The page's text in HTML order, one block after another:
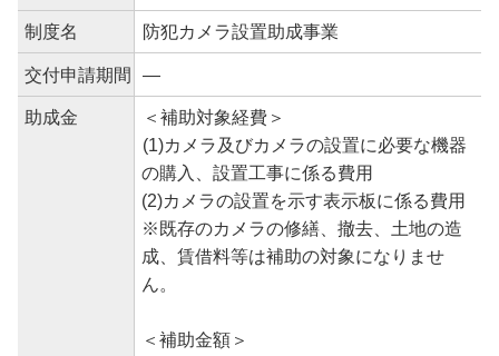
制度名 防犯カメラ設置助成事業
交付申請期間 ―
助成金
＜補助対象経費＞
(1)カメラ及びカメラの設置に必要な機器
の購入、設置工事に係る費用
(2)カメラの設置を示す表示板に係る費用
※既存のカメラの修繕、撤去、土地の造
成、賃借料等は補助の対象になりませ
ん。
＜補助金額＞